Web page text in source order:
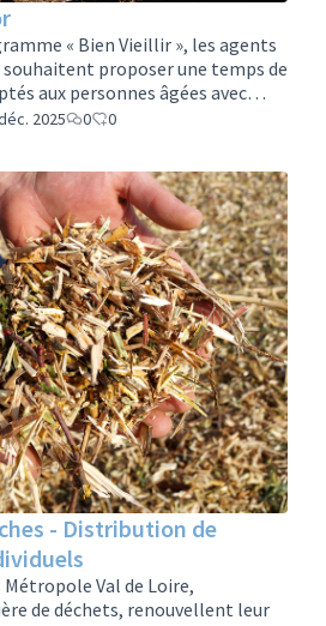
« Bien Vieillir », les agents
souhaitent proposer une temps de
aux personnes âgées avec
23 décembre à 11h.L’idée est
devant l’école élémentaire
pour essayer une version
remonteront la rue pour
2025 0 0
- Distribution de
Métropole Val de Loire,
de déchets, renouvellent leur